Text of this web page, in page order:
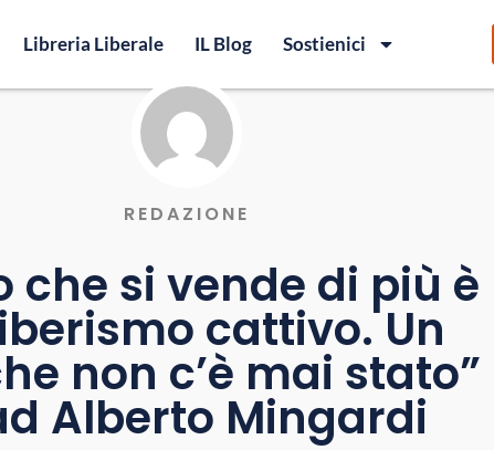
Libreria Liberale IL Blog Sostienici
REDAZIONE
che si vende di più è
cattivo. Un
non c’è mai stato”
Alberto Mingardi